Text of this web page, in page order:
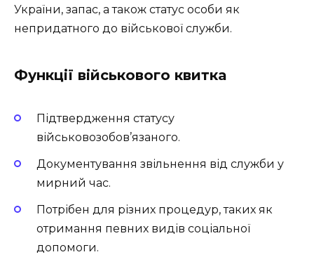
України, запас, а також статус особи як
непридатного до військової служби.
Функції військового квитка
Підтвердження статусу
військовозобов’язаного.
Документування звільнення від служби у
мирний час.
Потрібен для різних процедур, таких як
отримання певних видів соціальної
допомоги.